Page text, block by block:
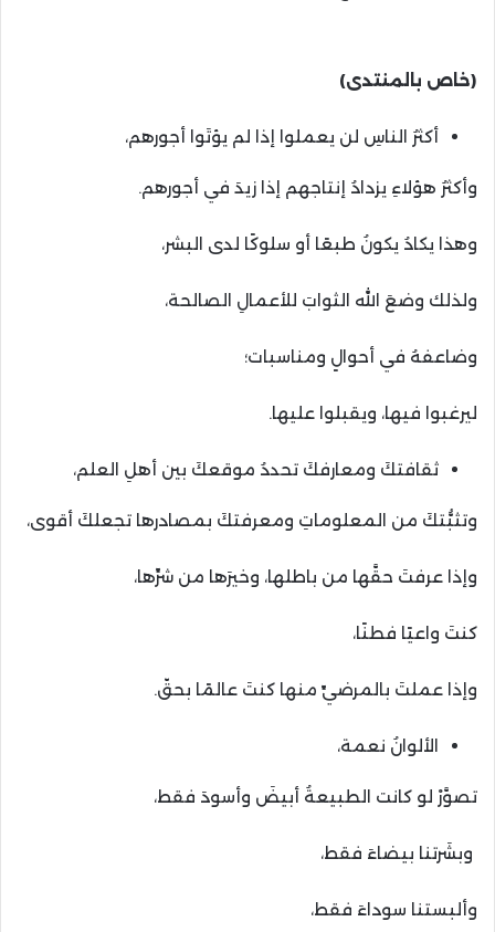
(خاص بالمنتدى)
أكثرُ الناسِ لن يعملوا إذا لم يؤتَوا أجورهم،
وأكثرُ هؤلاءِ يزدادُ إنتاجهم إذا زيدَ في أجورهم.
وهذا يكادُ يكونُ طبعًا أو سلوكًا لدى البشر،
ولذلك وضعَ الله الثوابَ للأعمالِ الصالحة،
وضاعفهُ في أحوالٍ ومناسبات؛
ليرغبوا فيها، ويقبلوا عليها.
ثقافتكَ ومعارفكَ تحددُ موقعكَ بين أهلِ العلم،
وتثبُّتكَ من المعلوماتِ ومعرفتكَ بمصادرها تجعلكَ أقوى،
وإذا عرفتَ حقَّها من باطلها، وخيرَها من شرِّها،
كنتَ واعيًا فطنًا،
وإذا عملتَ بالمرضيِّ منها كنتَ عالمًا بحقّ.
الألوانُ نعمة،
تصوَّرْ لو كانت الطبيعةُ أبيضَ وأسودَ فقط،
وبشَرتنا بيضاءَ فقط،
وألبستنا سوداءَ فقط،